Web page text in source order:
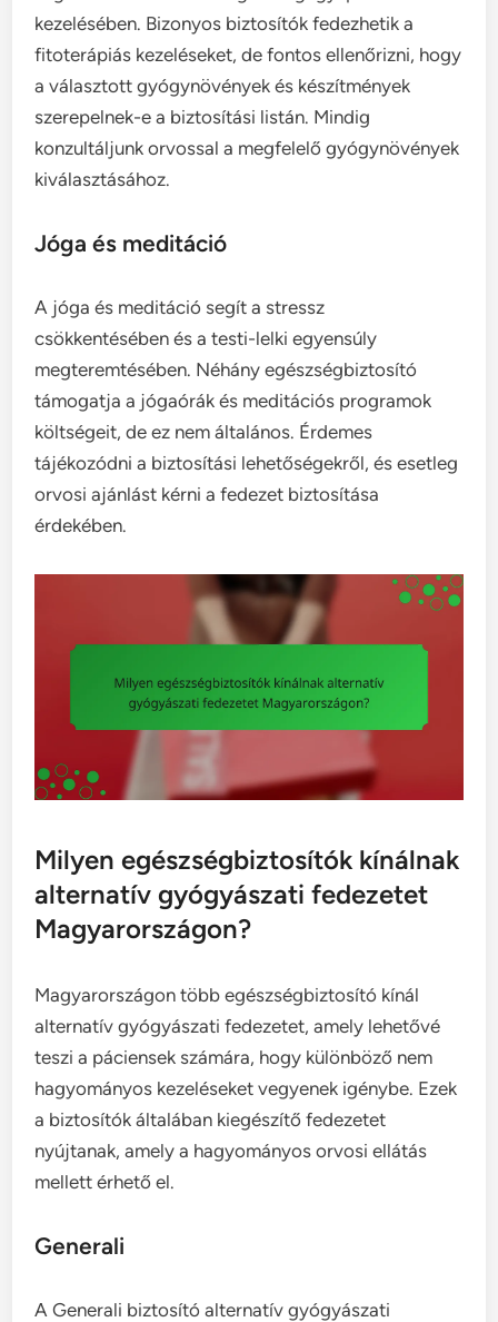
kezelésében. Bizonyos biztosítók fedezhetik a
fitoterápiás kezeléseket, de fontos ellenőrizni, hogy
a választott gyógynövények és készítmények
szerepelnek-e a biztosítási listán. Mindig
konzultáljunk orvossal a megfelelő gyógynövények
kiválasztásához.
Jóga és meditáció
A jóga és meditáció segít a stressz
csökkentésében és a testi-lelki egyensúly
megteremtésében. Néhány egészségbiztosító
támogatja a jógaórák és meditációs programok
költségeit, de ez nem általános. Érdemes
tájékozódni a biztosítási lehetőségekről, és esetleg
orvosi ajánlást kérni a fedezet biztosítása
érdekében.
Milyen egészségbiztosítók kínálnak
alternatív gyógyászati fedezetet
Magyarországon?
Magyarországon több egészségbiztosító kínál
alternatív gyógyászati fedezetet, amely lehetővé
teszi a páciensek számára, hogy különböző nem
hagyományos kezeléseket vegyenek igénybe. Ezek
a biztosítók általában kiegészítő fedezetet
nyújtanak, amely a hagyományos orvosi ellátás
mellett érhető el.
Generali
A Generali biztosító alternatív gyógyászati